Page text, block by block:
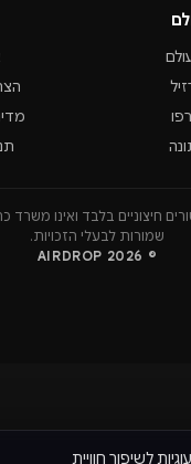
חיצוניים בלבד ואינו משרד
שמורות לבעלי הזכויות.
© 2026 AIRDROP
לשיפור חוויית